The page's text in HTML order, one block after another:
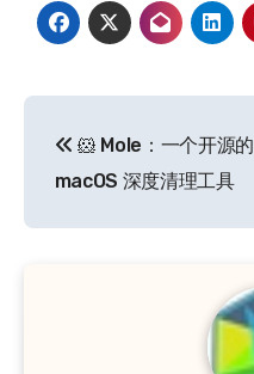
章
导
🐹 Mole：一个开源的
macOS 深度清理工具